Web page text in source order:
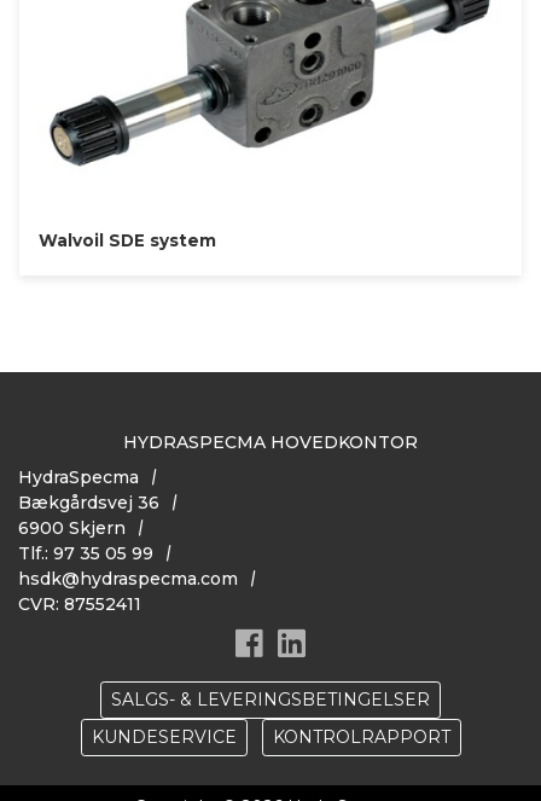
Walvoil SDE system
HYDRASPECMA HOVEDKONTOR
HydraSpecma
Bækgårdsvej 36
6900 Skjern
Tlf.: 97 35 05 99
hsdk@hydraspecma.com
CVR: 87552411
SALGS- & LEVERINGSBETINGELSER
KUNDESERVICE
KONTROLRAPPORT